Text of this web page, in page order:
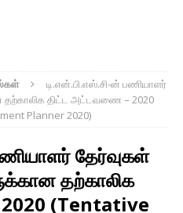
டி.என்.பி.எஸ்.சி-ன் பணியாளர்
தற்காலிக திட்ட அட்டவணை – 2020
Planner 2020)
தேர்வுகள்
தற்காலிக
(Tentative